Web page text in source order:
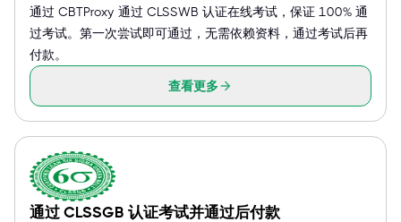
通过 CBTProxy 通过 CLSSWB 认证在线考试，保证 100% 通
过考试。第一次尝试即可通过，无需依赖资料，通过考试后再
付款。
查看更多
通过 CLSSGB 认证考试并通过后付款